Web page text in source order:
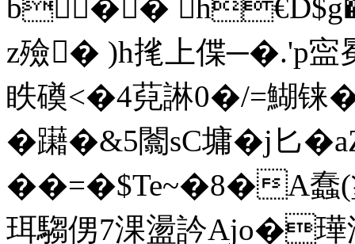
b��
z殮� )h毮上偞─�.'p
眣磸<�4萖諃0�/=鰗
�躤�&5闟sC墉�j匕�aZ
��=�$Te~�8�A蠢(塗
珥騶侽7淉盪 訡Ajo�璍